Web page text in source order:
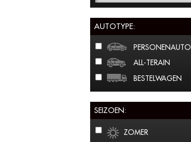
AUTOTYPE:
PERSONENAUTO
ALL-TERAIN
BESTELWAGEN
SEIZOEN:
ZOMER